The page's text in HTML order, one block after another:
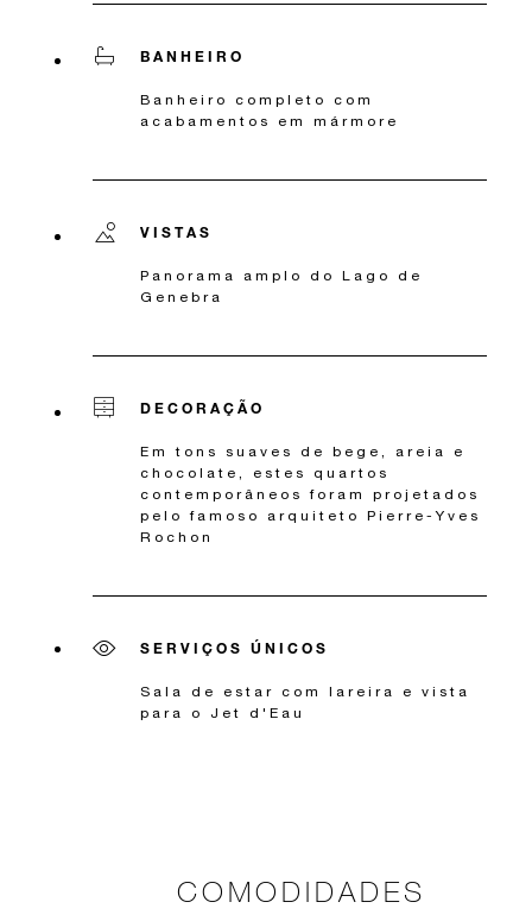
BANHEIRO
Banheiro completo com
acabamentos em mármore
VISTAS
Panorama amplo do Lago de
Genebra
DECORAÇÃO
Em tons suaves de bege, areia e
chocolate, estes quartos
contemporâneos foram projetados
pelo famoso arquiteto Pierre-Yves
Rochon
SERVIÇOS ÚNICOS
Sala de estar com lareira e vista
para o Jet d'Eau
COMODIDADES